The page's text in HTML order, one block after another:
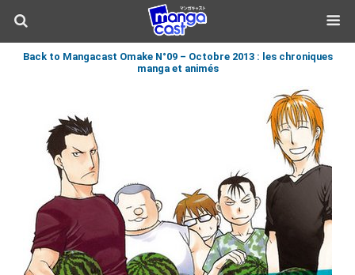
Back to Mangacast Omake N°09 – Octobre 2013 : les chroniques
manga et animés